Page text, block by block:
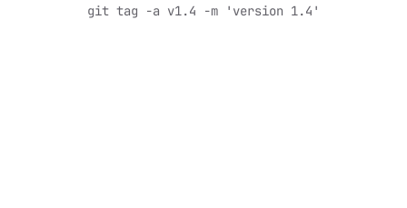
git tag -a v1.4 -m 'version 1.4'